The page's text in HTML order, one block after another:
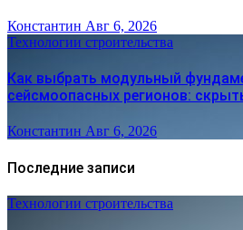
Константин Авг 6, 2026
Технологии строительства
Как выбрать модульный
сейсмоопасных регионов:
Константин Авг 6, 2026
Последние записи
Технологии строительства